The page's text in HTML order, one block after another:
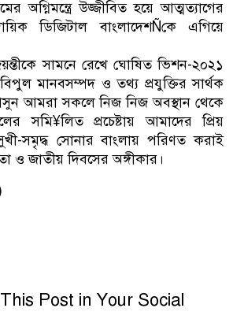
অগ্নিমন্ত্রে উজ্জীবিত হয়ে আত্মত্যাগের
ডিজিটাল বাংলাদেশÑকে এগিয়ে
সামনে রেখে ঘোষিত ভিশন-২০২১
মানবসম্পদ ও তথ্য প্রযুক্তির সার্থক
আমরা সকলে নিজ নিজ অবস্থান থেকে
সমি¥লিত প্রচেষ্টায় আমাদের প্রিয়
সমৃদ্ধ সোনার বাংলায় পরিণত করাই
ও জাতীয় দিবসের অঙ্গীকার।
Post in Your Social